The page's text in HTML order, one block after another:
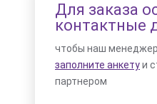
Для заказа
контактные
чтобы наш
заполните анкетуи
партнером